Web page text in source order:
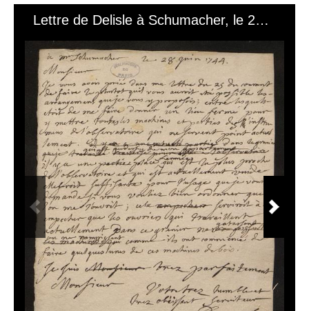
Lettre de Delisle à Schumacher, le 28 juin 1744